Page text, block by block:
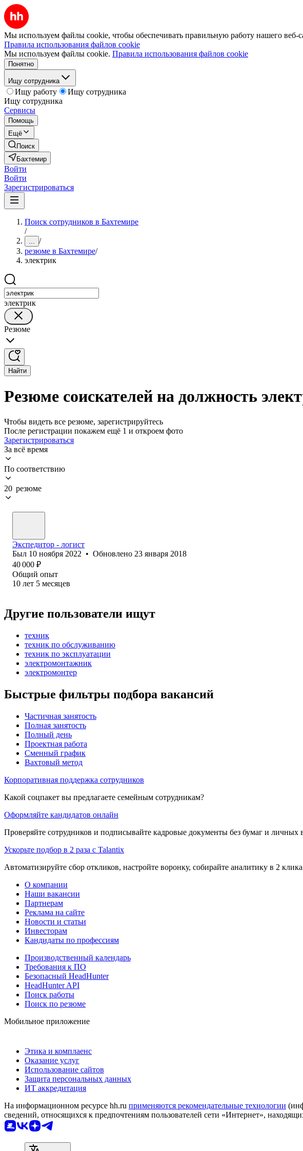
Мы используем файлы cookie, чтобы обеспечивать правильную работу нашего веб-
Правила использования файлов cookie
Мы используем файлы cookie. Правила использования файлов cookie
Понятно
Ищу сотрудника
Ищу работу
Ищу сотрудника
Ищу сотрудника
Сервисы
Помощь
Ещё
Поиск
Бахтемир
Войти
Войти
Зарегистрироваться
Поиск сотрудников в Бахтемире
/
... /
резюме в Бахтемире/
электрик
электрик
Резюме
Найти
Резюме соискателей на должность
Чтобы видеть все резюме, зарегистрируйтесь
После регистрации покажем ещё 1 и откроем фото
Зарегистрироваться
За всё время
По соответствию
20 резюме
Экспедитор - логист
Был 10 ноября 2022 • Обновлено 23 января 2018
40 000 ₽
Общий опыт
10 лет 5 месяцев
Другие пользователи ищут
техник
техник по обслуживанию
техник по эксплуатации
электромонтажник
электромонтер
Быстрые фильтры подбора вакансий
Частичная занятость
Полная занятость
Полный день
Проектная работа
Сменный график
Вахтовый метод
Корпоративная поддержка сотрудников
Какой соцпакет вы предлагаете семейным сотрудникам?
Оформляйте кандидатов онлайн
Проверяйте сотрудников и подписывайте кадровые документы без бумаг и личных
Ускорьте подбор в 2 раза с Talantix
Автоматизируйте сбор откликов, настройте воронку, собирайте аналитику в 2 клика
О компании
Наши вакансии
Партнерам
Реклама на сайте
Новости и статьи
Инвесторам
Кандидаты по профессиям
Производственный календарь
Требования к ПО
Безопасный HeadHunter
HeadHunter API
Поиск работы
Поиск по резюме
Мобильное приложение
Этика и комплаенс
Оказание услуг
Использование сайтов
Защита персональных данных
ИТ аккредитация
На информационном ресурсе hh.ru применяются рекомендательные технологии
сведений, относящихся к предпочтениям пользователей сети «Интернет»,